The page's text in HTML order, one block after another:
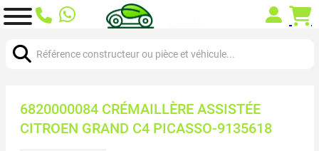
6820000084 CRÉMAILLÈRE ASSISTÉE
CITROEN GRAND C4 PICASSO-9135618